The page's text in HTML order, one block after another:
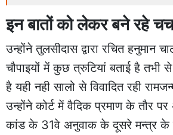
इन बातों को लेकर बने रहे
उन्होंने तुलसीदास द्वारा रचित हनुमान
चौपाइयों में कुछ त्रुटियां बताई है तभी
है यही नही सालो से विवादित रही
उन्होंने कोर्ट में वैदिक प्रमाण के तौर
कांड के 31वे अनुवाक के दूसरे मन्त्र के